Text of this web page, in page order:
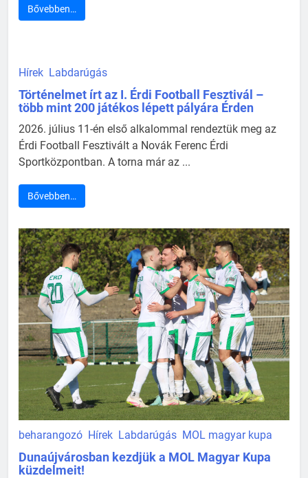
Bővebben…
Hírek Labdarúgás
Történelmet írt az I. Érdi Football Fesztivál –
több mint 200 játékos lépett pályára Érden
2026. július 11-én első alkalommal rendeztük meg az
Érdi Football Fesztivált a Novák Ferenc Érdi
Sportközpontban. A torna már az ...
Bővebben…
beharangozó Hírek Labdarúgás MOL magyar kupa
Dunaújvárosban kezdjük a MOL Magyar Kupa
küzdelmeit!